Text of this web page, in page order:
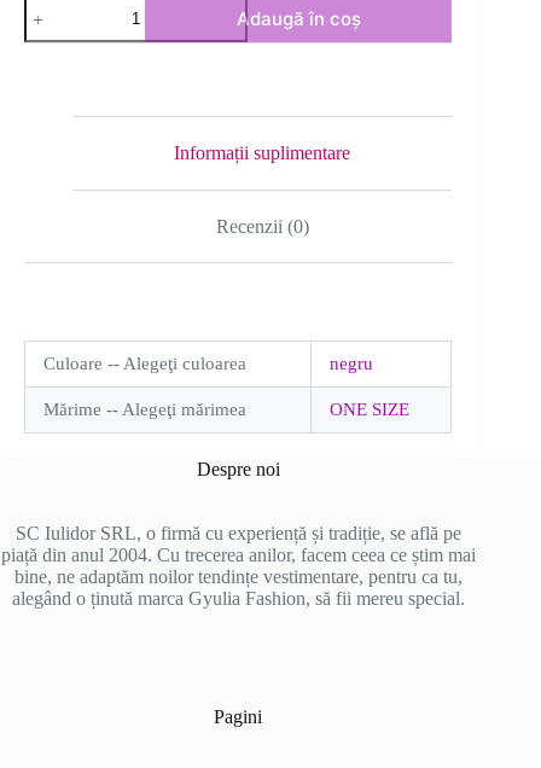
Compleu
tricot
Adaugă în coș
Informații suplimentare
Recenzii (0)
Culoare -- Alegeţi culoarea negru
Mărime -- Alegeţi mărimea ONE SIZE
Despre noi
SC Iulidor SRL, o firmă cu experiență și tradiție, se află pe
piață din anul 2004. Cu trecerea anilor, facem ceea ce știm mai
bine, ne adaptăm noilor tendințe vestimentare, pentru ca tu,
alegând o ținută marca Gyulia Fashion, să fii mereu special.
Pagini